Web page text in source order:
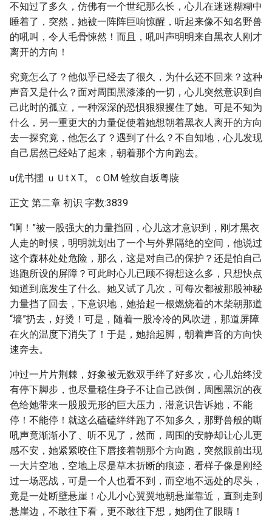
不知过了多久，仿佛有一个世纪那么长，心儿在迷迷糊糊中
睡着了，突然，她被一阵阵巨响惊醒，听起来像不知名野兽
的吼叫，令人毛骨悚然！而且，吼叫声明明来自黑衣人刚才
离开的方向！
究竟怎么了？他似乎已经去了很久，为什么还不回来？这种
声音又是什么？面对周围黑漆漆的一切，心儿突然意识到自
己此时的孤立，一种深深的恐惧狠狠攫住了她。可是不知为
什么，另一重更大的力量促使着她想朝着黑衣人离开的方向
去一探究竟，他怎么了？遇到了什么？不自知地，心儿发现
自己居然已经站了起来，朝着那个方向跑去。
u优书擝 ｕＵtＸT。ｃOM 铨纹自坂粤牍
正文 第二章 初识 字数:3839
“啊！”被一股强大的力量挡回，心儿这才意识到，刚才黑衣
人走的时候，明明就划出了一个与外界隔绝的空间，他说过
这个森林处处危险，那么，这是对自己的保护？还是怕自己
逃跑所设的屏障？可此时心儿已顾不得想这么多，只想快点
知道到底发生了什么。她又试了几次，可每次都被那股神秘
力量挡了回去，下意识地，她拾起一根燃烧着的木柴朝那道
“墙”扔去，好烫！可是，随着一股冷冷的风吹进，那道屏障
在火的温度下消失了！于是，她抬起脚，朝着声音的方向快
速奔去。
冲过一片片荆棘，好象被无数双手绊了好多次，心儿始终没
有停下脚步，也尽量稳住身子不让自己跌倒，周围黑沉的夜
色给她带来一股股无形的巨大压力，潜意识告诉她，不能
停！不能停！就这么磕磕绊绊跑了不知多久，那野兽般的嘶
吼声竟渐渐小了、听不见了，然而，周围的安静却让心儿更
感不安，她紧紧咬住下唇接着朝那个方向跑，突然眼前出现
一大片空地，空地上尽是草木折断的痕迹，看样子像是刚经
过一场恶战，可是一个人也看不到，而空地不远处的尽头，
竟是一处断壁悬崖！心儿小心翼翼地朝悬崖靠近，直到走到
悬崖边，不敢往下看，更不敢往下想，她闭住了眼睛！